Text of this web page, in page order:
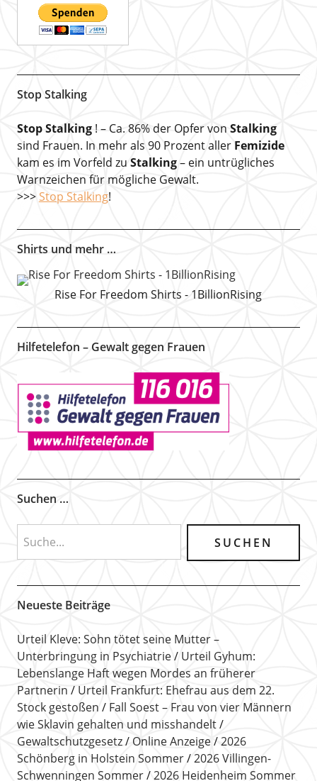
Stop Stalking
Stop Stalking! – Ca. 86% der Opfer von Stalking
sind Frauen. In mehr als 90 Prozent aller Femizide
kam es im Vorfeld zu Stalking– ein untrügliches
Warnzeichen für mögliche Gewalt.
>>>Stop Stalking!
Shirts und mehr …
Rise For Freedom Shirts - 1BillionRising
Hilfetelefon – Gewalt gegen Frauen
Suchen …
Neueste Beiträge
Urteil Kleve: Sohn tötet seine Mutter –
Unterbringung in Psychiatrie
Urteil Gyhum:
Lebenslange Haft wegen Mordes an früherer
Partnerin
Urteil Frankfurt: Ehefrau aus dem 22.
Stock gestoßen
Fall Soest – Frau von vier Männern
wie Sklavin gehalten und misshandelt
Gewaltschutzgesetz
Online Anzeige
2026
Schönberg in Holstein Sommer
2026 Villingen-
Schwenningen Sommer
2026 Heidenheim Sommer